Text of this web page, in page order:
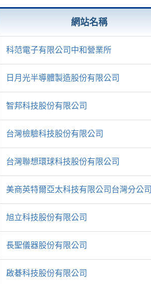
網站名稱
科范電子有限公司中和營業所
日月光半導體製造股份有限公司
智邦科技股份有限公司
台灣檢驗科技股份有限公司
台灣聯想環球科技股份有限公司
美商英特爾亞太科技有限公司台灣分公司
旭立科技股份有限公司
長聖儀器股份有限公司
啟碁科技股份有限公司